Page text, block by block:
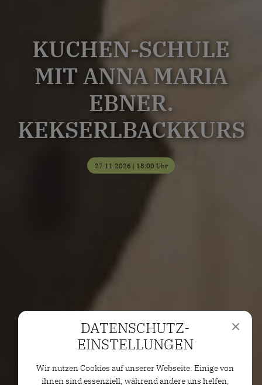
KUCHEN-SCHULE
MIT ANNA MARIA
EBNER.
KEKSERLBACKKURS
27.11.2026 | 18:00 Uhr
DATENSCHUTZ­
EINSTELLUNGEN
Wir nutzen Cookies auf unserer Webseite. Einige von
ihnen sind essenziell, während andere uns helfen,